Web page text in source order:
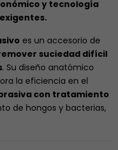
y tecnología
es un accesorio de
suciedad difícil
. Su diseño anatómico
la eficiencia en el
con tratamiento
de hongos y bacterias,